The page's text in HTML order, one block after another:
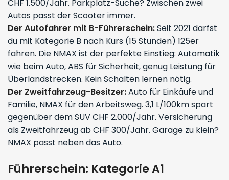
CHF 1.500/Jahr. Parkplatz-Suche? Zwischen zwei
Autos passt der Scooter immer.
Der Autofahrer mit B-Führerschein:Seit 2021 darfst
du mit Kategorie B nach Kurs (15 Stunden) 125er
fahren. Die NMAX ist der perfekte Einstieg: Automatik
wie beim Auto, ABS für Sicherheit, genug Leistung für
Überlandstrecken. Kein Schalten lernen nötig.
Der Zweitfahrzeug-Besitzer:Auto für Einkäufe und
Familie, NMAX für den Arbeitsweg. 3,1 L/100km spart
gegenüber dem SUV CHF 2.000/Jahr. Versicherung
als Zweitfahrzeug ab CHF 300/Jahr. Garage zu klein?
NMAX passt neben das Auto.
Führerschein: Kategorie A1